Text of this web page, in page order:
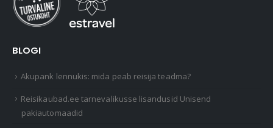
BLOGI
Akupank lennukis: mida peab reisija teadma?
Reisikaubad.ee tarnevalikusse lisandusid Unisend
pakiautomaadid